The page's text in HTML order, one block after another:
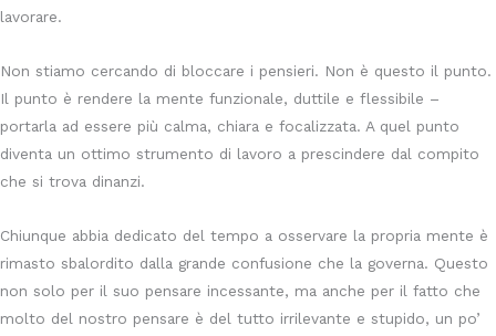
lavorare.
Non stiamo cercando di bloccare i pensieri. Non è questo il punto.
Il punto è rendere la mente funzionale, duttile e flessibile –
portarla ad essere più calma, chiara e focalizzata. A quel punto
diventa un ottimo strumento di lavoro a prescindere dal compito
che si trova dinanzi.
Chiunque abbia dedicato del tempo a osservare la propria mente è
rimasto sbalordito dalla grande confusione che la governa. Questo
non solo per il suo pensare incessante, ma anche per il fatto che
molto del nostro pensare è del tutto irrilevante e stupido, un po’